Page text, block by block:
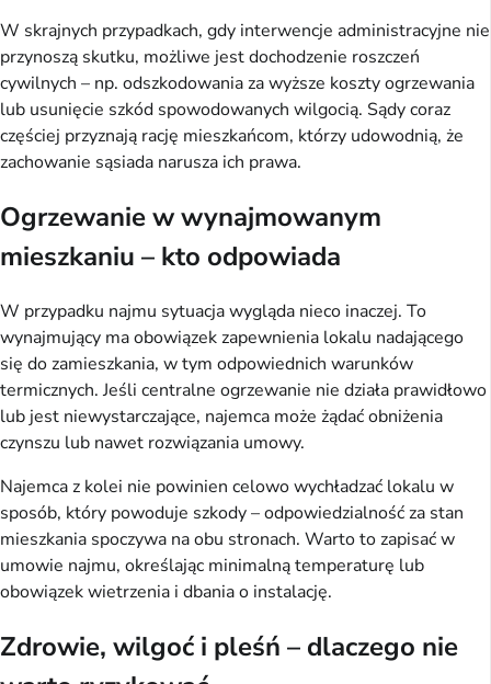
W skrajnych przypadkach, gdy interwencje administracyjne nie
przynoszą skutku, możliwe jest dochodzenie roszczeń
cywilnych – np. odszkodowania za wyższe koszty ogrzewania
lub usunięcie szkód spowodowanych wilgocią. Sądy coraz
częściej przyznają rację mieszkańcom, którzy udowodnią, że
zachowanie sąsiada narusza ich prawa.
Ogrzewanie w wynajmowanym
mieszkaniu – kto odpowiada
W przypadku najmu sytuacja wygląda nieco inaczej. To
wynajmujący ma obowiązek zapewnienia lokalu nadającego
się do zamieszkania, w tym odpowiednich warunków
termicznych. Jeśli centralne ogrzewanie nie działa prawidłowo
lub jest niewystarczające, najemca może żądać obniżenia
czynszu lub nawet rozwiązania umowy.
Najemca z kolei nie powinien celowo wychładzać lokalu w
sposób, który powoduje szkody – odpowiedzialność za stan
mieszkania spoczywa na obu stronach. Warto to zapisać w
umowie najmu, określając minimalną temperaturę lub
obowiązek wietrzenia i dbania o instalację.
Zdrowie, wilgoć i pleśń – dlaczego nie